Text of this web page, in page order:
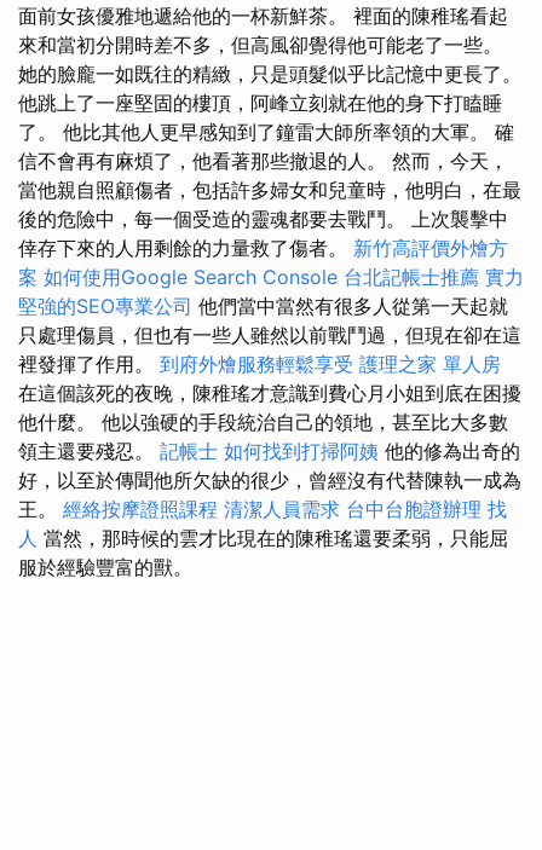
面前女孩優雅地遞給他的一杯新鮮茶。 裡面的陳稚瑤看起
來和當初分開時差不多，但高風卻覺得他可能老了一些。
她的臉龐一如既往的精緻，只是頭髮似乎比記憶中更長了。
他跳上了一座堅固的樓頂，阿峰立刻就在他的身下打瞌睡
了。 他比其他人更早感知到了鐘雷大師所率領的大軍。 確
信不會再有麻煩了，他看著那些撤退的人。 然而，今天，
當他親自照顧傷者，包括許多婦女和兒童時，他明白，在最
後的危險中，每一個受造的靈魂都要去戰鬥。 上次襲擊中
倖存下來的人用剩餘的力量救了傷者。 新竹高評價外燴方
案 如何使用Google Search Console 台北記帳士推薦 實力
堅強的SEO專業公司 他們當中當然有很多人從第一天起就
只處理傷員，但也有一些人雖然以前戰鬥過，但現在卻在這
裡發揮了作用。 到府外燴服務輕鬆享受 護理之家 單人房
在這個該死的夜晚，陳稚瑤才意識到費心月小姐到底在困擾
他什麼。 他以強硬的手段統治自己的領地，甚至比大多數
領主還要殘忍。 記帳士 如何找到打掃阿姨 他的修為出奇的
好，以至於傳聞他所欠缺的很少，曾經沒有代替陳執一成為
王。 經絡按摩證照課程 清潔人員需求 台中台胞證辦理 找
人 當然，那時候的雲才比現在的陳稚瑤還要柔弱，只能屈
服於經驗豐富的獸。